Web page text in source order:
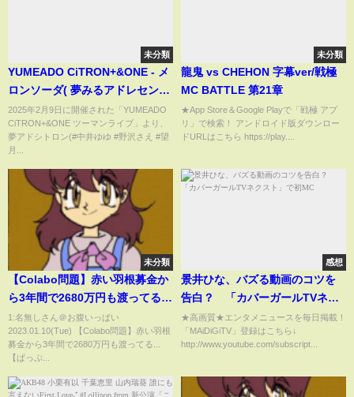
未分類
YUMEADO CiTRON+&ONE - メ
ロンソーダ( 夢みるアドレセン
ス) Japanese songs cover / 東
京アイドル劇場（アイゲキ）
2025年2月9日に開催された「YUMEADO
CiTRON+&ONE ツーマンライブ」より、
夢アドシトロン(#中井ゆゆ #野沢さえ #望
月...
未分類
龍鬼 vs CHEHON 字幕ver/戦極
MC BATTLE 第21章
★App Store＆Google Playで「戦極 アプ
リ」で検索！ アンドロイド版ダウンロー
ドURLはこちら https://play....
未分類
【Colabo問題】赤い羽根募金か
ら3年間で2680万円も渡ってる...
【ぱっぷす 若草プロジェクト 仁
藤夢乃 赤い羽根共同募金】
1:名無しさん＠お腹いっぱい
2023.01.10(Tue) 【Colabo問題】赤い羽根
募金から3年間で2680万円も渡ってる...
【ぱっぷ...
感想
景井ひな、バズる動画のコツを
告白？ 「カバーガールTVネク
スト」で初MC
★高画質★エンタメニュースを毎日掲載！
「MAiDiGiTV」登録はこちら↓
http://www.youtube.com/subscript...